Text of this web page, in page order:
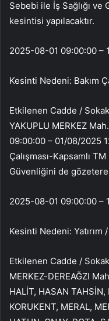
Sebebi ile İş Sağlığı
kesintisi yapılacaktır.
2025-08-01 09:00:00 –
Kesinti Nedeni: Bakım
Etkilenen Cadde /
YAKUPLU MERKEZ
09:00:00 – 01/08/2025
Çalışması-Kapsamlı
Güvenliğini de
2025-08-01 09:00:00 –
Kesinti Nedeni: Yatırım
Etkilenen Cadde /
MERKEZ-DEREAĞZI
HALİT, HASAN TAHSİN,
KORUKENT, MERAL,